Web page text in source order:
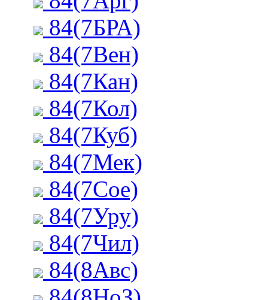
84(7БРА)
84(7Вен)
84(7Кан)
84(7Кол)
84(7Куб)
84(7Мек)
84(7Сое)
84(7Уру)
84(7Чил)
84(8Авс)